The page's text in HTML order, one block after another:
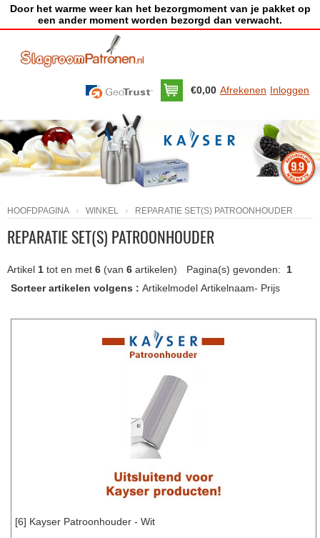
Door het warme weer kan het bezorgmoment van je pakket op
een ander moment worden bezorgd dan verwacht.
€0,00 Afrekenen Inloggen
HOOFDPAGINA WINKEL REPARATIE SET(S) PATROONHOUDER
REPARATIE SET(S) PATROONHOUDER
Pagina(s) gevonden: 1
Artikel 1 tot en met 6 (van 6 artikelen)
Sorteer artikelen volgens : Artikelmodel Artikelnaam- Prijs
[6] Kayser Patroonhouder - Wit